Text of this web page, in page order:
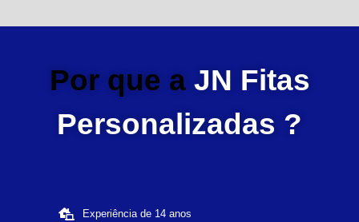
Por que a JN Fitas
Personalizadas ?
Experiência de 14 anos